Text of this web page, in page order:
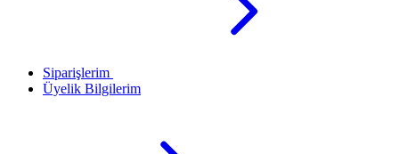
Siparişlerim
Üyelik Bilgilerim